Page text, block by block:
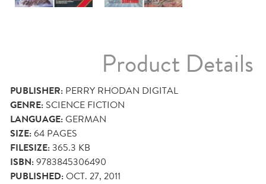
Product Details
PUBLISHER: PERRY RHODAN DIGITAL
GENRE: SCIENCE FICTION
LANGUAGE:GERMAN
SIZE:64 PAGES
FILESIZE:365.3 KB
ISBN:9783845306490
PUBLISHED:OCT. 27, 2011